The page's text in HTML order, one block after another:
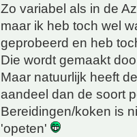
Zo variabel als in de
maar ik heb toch wel
geprobeerd en heb
Die wordt gemaakt
Maar natuurlijk heeft
aandeel dan de soort
Bereidingen/koken is
'opeten'